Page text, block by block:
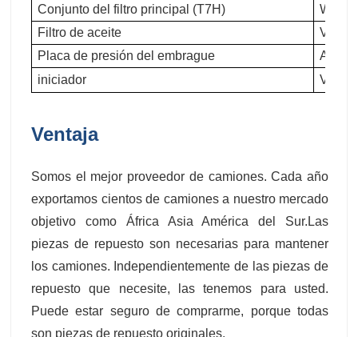
Conjunto del filtro principal (T7H)
Filtro de aceite
Placa de presión del embrague
iniciador
Ventaja
Somos el mejor proveedor de camiones. Cada año
exportamos cientos de camiones a nuestro mercado
objetivo como África Asia América del Sur.Las
piezas de repuesto son necesarias para mantener
los camiones. Independientemente de las piezas de
repuesto que necesite, las tenemos para usted.
Puede estar seguro de comprarme, porque todas
son piezas de repuesto originales.